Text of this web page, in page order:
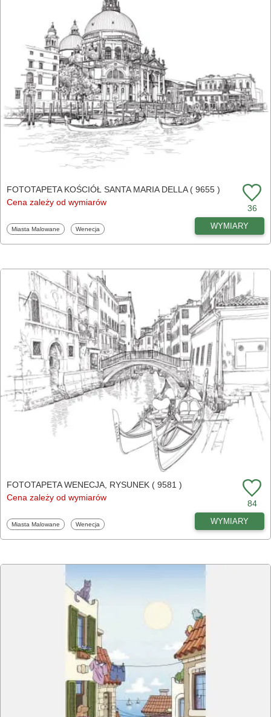
FOTOTAPETA KOŚCIÓŁ SANTA MARIA DELLA ( 9655 )
Cena zależy od wymiarów
36
Fototapety
Miasta Malowane Fototapety
Wenecja WYMIARY
FOTOTAPETA WENECJA, RYSUNEK ( 9581 )
Cena zależy od wymiarów
84
Fototapety
Miasta Malowane Fototapety
Wenecja WYMIARY